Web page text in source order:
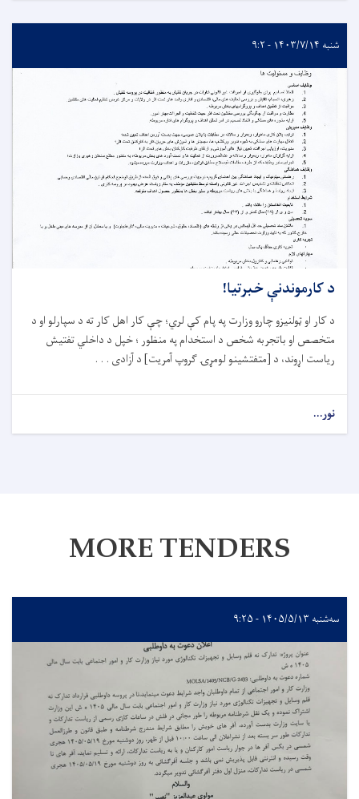
شنبه ۱۴۰۳/۷/۱۴ - ۹:۲
د کارموندنې خبرتیا!
د کار او ټولنیزو چارو وزارت په پام کې لري؛ چې کار اهل کار ته د سپارلو او د
متخصص او باتجربه شخص د استخدام په منظور ؛ خپل د داخلي تفتیش
ریاست اړوند، د [متفتشینو لومړۍ ګروپ آمریت] د آزادی . . .
نور...
MORE TENDERS
سه‌شنبه ۱۴۰۵/۵/۱۳ - ۹:۲۵